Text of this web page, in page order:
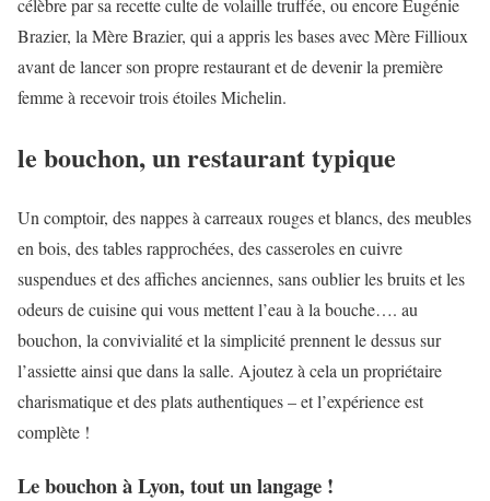
célèbre par sa recette culte de volaille truffée, ou encore Eugénie
Brazier, la Mère Brazier, qui a appris les bases avec Mère Fillioux
avant de lancer son propre restaurant et de devenir la première
femme à recevoir trois étoiles Michelin.
le bouchon, un restaurant typique
Un comptoir, des nappes à carreaux rouges et blancs, des meubles
en bois, des tables rapprochées, des casseroles en cuivre
suspendues et des affiches anciennes, sans oublier les bruits et les
odeurs de cuisine qui vous mettent l’eau à la bouche…. au
bouchon, la convivialité et la simplicité prennent le dessus sur
l’assiette ainsi que dans la salle. Ajoutez à cela un propriétaire
charismatique et des plats authentiques – et l’expérience est
complète !
Le bouchon à Lyon, tout un langage !